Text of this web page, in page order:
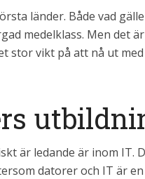
länder. Både vad
medelklass. Men det
stor vikt på att nå ut
är ledande är inom
datorer och IT är